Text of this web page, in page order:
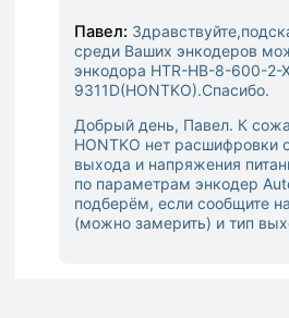
Павел:
среди Ваших энкодеров
энкодора HTR-HB-8-600-2-
9311D(HONTKO).Спасибо.
Добрый день, Павел. К
HONTKO нет расшифровки
выхода и напряжения
по параметрам энкодер
подберём, если сообщите
(можно замерить) и тип